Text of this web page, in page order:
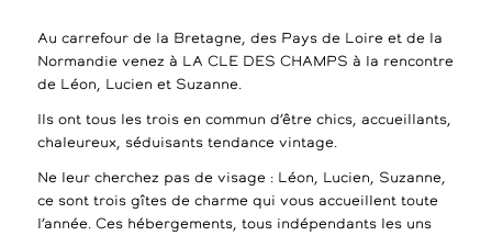
Au carrefour de la Bretagne, des Pays de Loire et de la
Normandie venez à LA CLE DES CHAMPS à la rencontre
de Léon, Lucien et Suzanne.
Ils ont tous les trois en commun d’être chics, accueillants,
chaleureux, séduisants tendance vintage.
Ne leur cherchez pas de visage : Léon, Lucien, Suzanne,
ce sont trois gîtes de charme qui vous accueillent toute
l’année. Ces hébergements, tous indépendants les uns